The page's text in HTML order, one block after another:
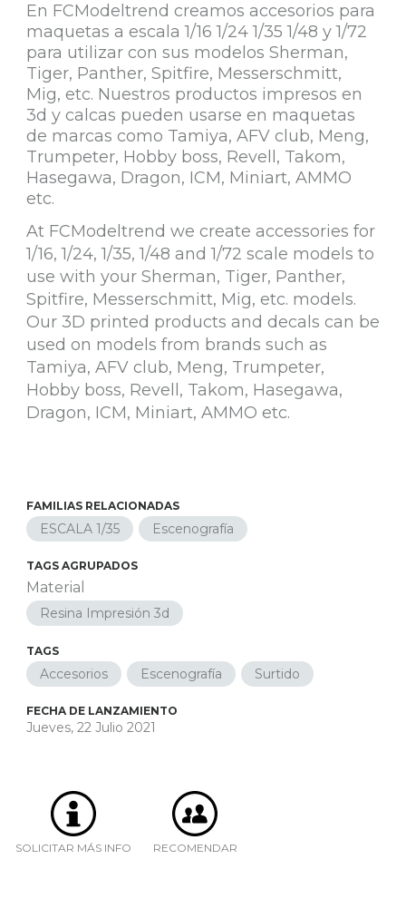
En FCModeltrend creamos accesorios para
maquetas a escala 1/16 1/24 1/35 1/48 y 1/72
para utilizar con sus modelos Sherman,
Tiger, Panther, Spitfire, Messerschmitt,
Mig, etc. Nuestros productos impresos en
3d y calcas pueden usarse en maquetas
de marcas como Tamiya, AFV club, Meng,
Trumpeter, Hobby boss, Revell, Takom,
Hasegawa, Dragon, ICM, Miniart, AMMO
etc.
At FCModeltrend we create accessories for
1/16, 1/24, 1/35, 1/48 and 1/72 scale models to
use with your Sherman, Tiger, Panther,
Spitfire, Messerschmitt, Mig, etc. models.
Our 3D printed products and decals can be
used on models from brands such as
Tamiya, AFV club, Meng, Trumpeter,
Hobby boss, Revell, Takom, Hasegawa,
Dragon, ICM, Miniart, AMMO etc.
FAMILIAS RELACIONADAS
ESCALA 1/35 Escenografía
TAGS AGRUPADOS
Material
Resina Impresión 3d
TAGS
Accesorios Escenografía Surtido
FECHA DE LANZAMIENTO
Jueves, 22 Julio 2021
SOLICITAR MÁS INFO RECOMENDAR